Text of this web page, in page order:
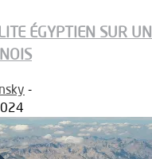
ÉGYPTIEN SUR
-